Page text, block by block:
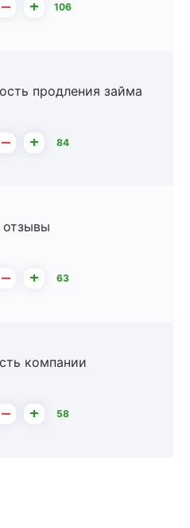
– + 106
продления займа
– + 84
– + 63
компании
– + 58